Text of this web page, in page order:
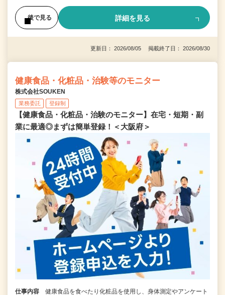
後で見る 詳細を見る
更新日： 2026/08/05 掲載終了日： 2026/08/30
健康食品・化粧品・治験等のモニター
株式会社SOUKEN
業務委託 登録制
【健康食品・化粧品・治験のモニター】在宅・短期・副
業に最適◎まずは簡単登録！＜大阪府＞
仕事内容 健康食品を食べたり化粧品を使用し、身体測定やアンケート